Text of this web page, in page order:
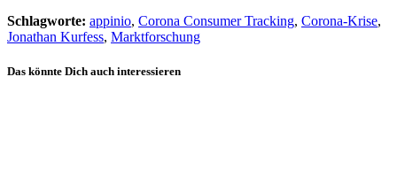
Schlagworte: appinio, Corona Consumer Tracking, Corona-Krise,
Jonathan Kurfess, Marktforschung
Das könnte Dich auch interessieren